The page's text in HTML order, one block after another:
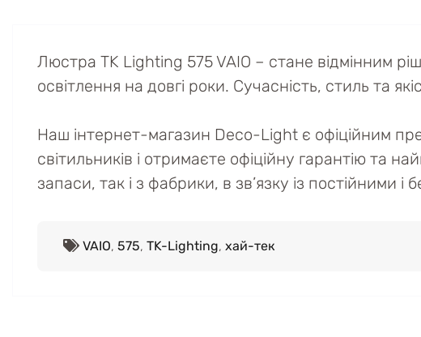
Люстра TK Lighting 575 VAIO – стане відмінним
освітлення на довгі роки. Сучасність, стиль та
Наш інтернет-магазин Deco-Light є офіційним
світильників і отримаєте офіційну гарантію та
запаси, так і з фабрики, в зв’язку із постійними
VAIO, 575, TK-Lighting, хай-тек